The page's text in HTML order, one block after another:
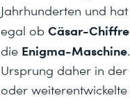
Jahrhunderten und
egal ob Cäsar-Chiffre
die Enigma-Maschine
Ursprung daher in
oder